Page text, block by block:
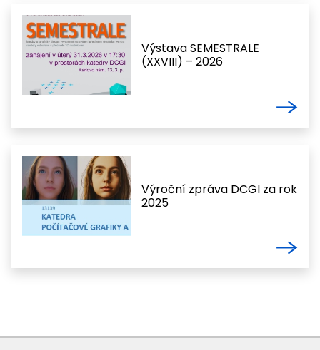
Výstava SEMESTRALE
(XXVIII) – 2026
Výroční zpráva DCGI za rok
2025